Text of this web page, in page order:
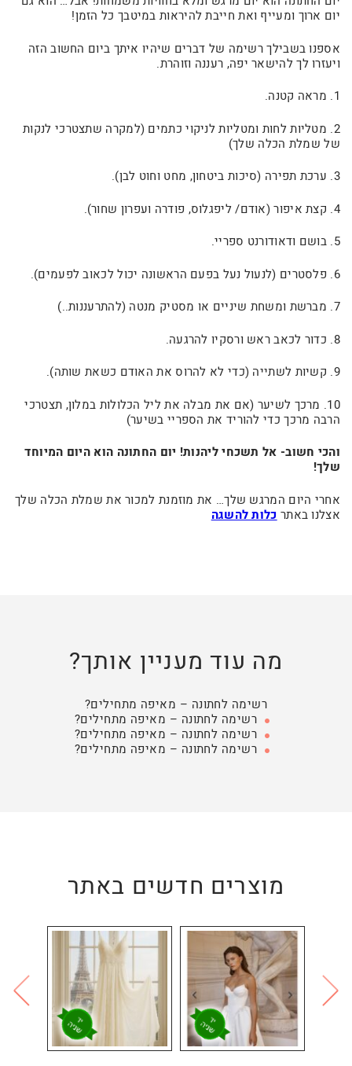
יום ארוך ומעייף ואת חייבת להיראות במיטבך כל הזמן!
אספנו בשבילך רשימה של דברים שיהיו איתך ביום החשוב הזה
ויעזרו לך להישאר יפה, רעננה וזוהרת.
1. מראה קטנה.
2. מטליות לחות ומטליות לניקוי כתמים (למקרה שתצטרכי לנקות
של שמלת הכלה שלך)
3. ערכת תפירה (סיכות ביטחון, מחט וחוט לבן).
4. קצת איפור (אודם/ ליפגלוס, פודרה ועפרון שחור).
5. בושם ודאודורנט ספריי.
6. פלסטרים (לנעול נעל בפעם הראשונה יכול לכאוב לפעמים).
7. מברשת ומשחת שיניים או מסטיק מנטה (להתרעננות..)
8. כדור לכאב ראש ורסקיו להרגעה.
9. קשיות לשתייה (כדי לא להרוס את האודם כשאת שותה).
10. מרכך לשיער (אם את מבלה את ליל הכלולות במלון, תצטרכי
הרבה מרכך כדי להוריד את הספריי בשיער)
והכי חשוב- אל תשכחי ליהנות! יום החתונה הוא היום המיוחד
שלך!
אחרי היום המרגש שלך… את מוזמנת למכור את שמלת הכלה שלך
אצלנו באתר כלות להשגה
מה עוד מעניין אותך?
רשימה לחתונה – מאיפה מתחילים?
רשימה לחתונה – מאיפה מתחילים?
רשימה לחתונה – מאיפה מתחילים?
רשימה לחתונה – מאיפה מתחילים?
מוצרים חדשים באתר